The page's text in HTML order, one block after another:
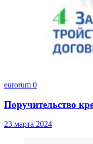
eurorum 0
Поручительство
23 марта 2024